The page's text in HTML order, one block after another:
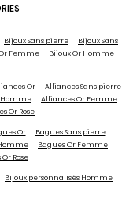
Bijoux Sans pierre
Bijoux Sans
Femme
Bijoux Or Homme
Or
Alliances Sans pierre
Homme
Alliances Or Femme
Or Rose
Or
Bagues Sans pierre
Bagues Or Femme
Rose
Bijoux personnalisés Homme